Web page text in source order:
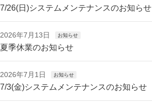
7/26(日)システムメンテナンスのお知らせ
2026年7月13日 お知らせ
夏季休業のお知らせ
2026年7月1日 お知らせ
7/3(金)システムメンテナンスのお知らせ